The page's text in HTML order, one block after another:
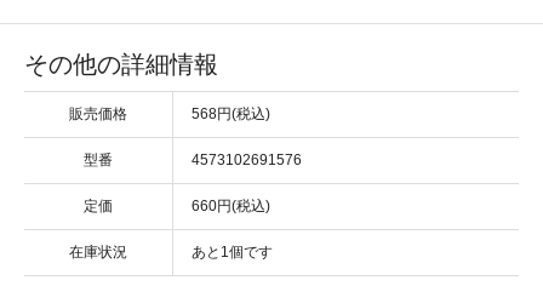
その他の詳細情報
販売価格 568円(税込)
型番 4573102691576
定価 660円(税込)
在庫状況 あと1個です